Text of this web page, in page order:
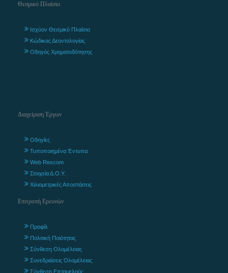
Θεσμικό Πλαίσιο
Ισχύον Θεσμικό Πλαίσιο
Κώδικας Δεοντολογίας
Οδηγός Χρηματοδότησης
Διαχείριση Έργων
Οδηγίες
Τυποποιημένα Έντυπα
Web Rescom
Στοιχεία Δ.Ο.Υ.
Χιλιομετρικές Αποστάσεις
Επιτροπή Ερευνών
Προφίλ
Πολιτική Ποιότητας
Σύνθεση Ολομέλειας
Συνεδριάσεις Ολομέλειας
Σύνθεση Επταμελούς